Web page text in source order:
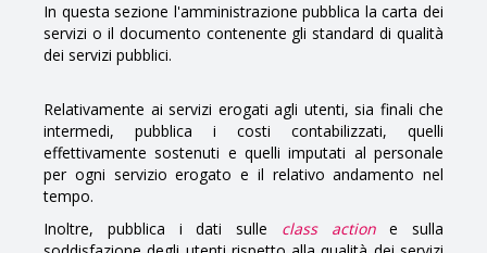
In questa sezione l'amministrazione pubblica la carta dei
servizi o il documento contenente gli standard di qualità
dei servizi pubblici.
Relativamente ai servizi erogati agli utenti, sia finali che
intermedi, pubblica i costi contabilizzati, quelli
effettivamente sostenuti e quelli imputati al personale
per ogni servizio erogato e il relativo andamento nel
tempo.
Inoltre, pubblica i dati sulle class actione sulla